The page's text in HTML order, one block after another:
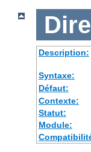
Description:
Syntaxe:
Défaut:
Contexte:
Statut:
Module: